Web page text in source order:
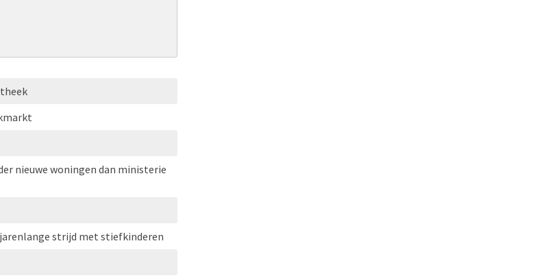
nieuwe woningen dan ministerie
strijd met stiefkinderen